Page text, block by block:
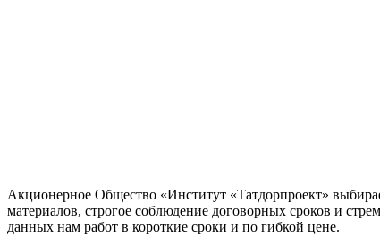
Акционерное Общество «Институт «Татдорпроект»
материалов, строгое соблюдение договорных сроков и
данных нам работ в короткие сроки и по гибкой цене.